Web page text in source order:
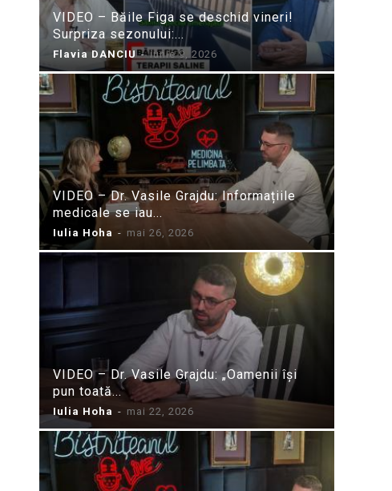
VIDEO – Băile Figa se deschid vineri!
Surpriza sezonului:...
Flavia DANCIU - iunie 9, 2026
VIDEO – Dr. Vasile Grajdu: Informațiile
medicale se iau...
Iulia Hoha - mai 26, 2026
VIDEO – Dr. Vasile Grajdu: „Oamenii își
pun toată...
Iulia Hoha - mai 22, 2026